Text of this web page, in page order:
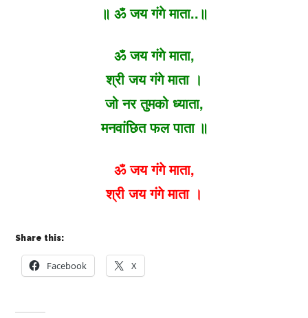
॥ ॐ जय गंगे माता..॥
ॐ जय गंगे माता,
श्री जय गंगे माता ।
जो नर तुमको ध्याता,
मनवांछित फल पाता ॥
ॐ जय गंगे माता,
श्री जय गंगे माता ।
Share this:
Facebook X